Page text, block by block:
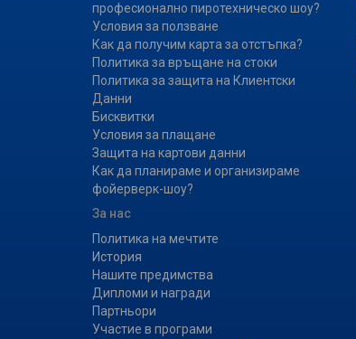
професионално пиротехническо шоу?
Условия за ползване
Как да получим карта за отстъпка?
Политика за връщане на стоки
Политика за защита на Клиентски
Данни
Бисквитки
Условия за плащане
Защита на картови данни
Как да планираме и организираме
фойерверк-шоу?
За нас
Политика на мечтите
История
Нашите предимства
Дипломи и награди
Партньори
Участие в програми